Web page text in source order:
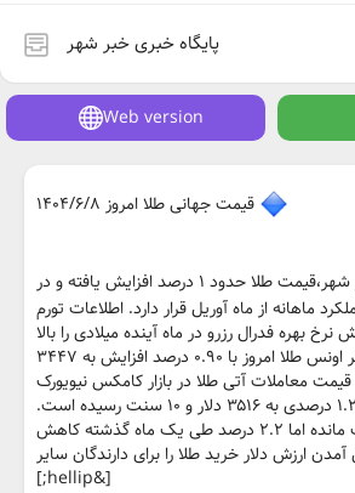
پایگاه خبری خبر شهر
Web version
قیمت جهانی طلا امروز ۱۴۰۴/۶/۸
به گزارش خبر شهر،قیمت طلا حدود ۱ درصد افزایش یافته و در
ماهانه از ماه آوریل قرار دارد. اطلاعات تورم
بهره فدرال رزرو در ماه آینده میلادی را بالا
برده است. قیمت هر اونس طلا امروز با ۰.۹۰ درصد افزایش به ۳۴۴۷
قیمت معاملات آتی طلا در بازار کامکس نیویورک
هم با یک افزایش ۱.۲۰ درصدی به ۳۵۱۶ دلار و ۱۰ سنت رسیده است.
شاخص دلار ثابت مانده اما ۲.۲ درصد طی یک ماه گذشته کاهش
ارزش دلار خرید طلا را برای دارندگان سایر
[&hellip;]